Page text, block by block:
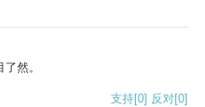
然。
支持[0] 反对[0]